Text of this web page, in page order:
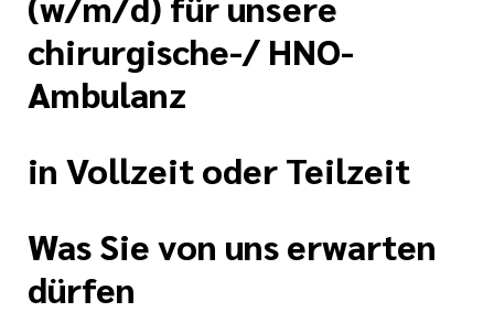
chirurgische-/ HNO-
Ambulanz
in Vollzeit oder Teilzeit
Was Sie von uns erwarten
dürfen